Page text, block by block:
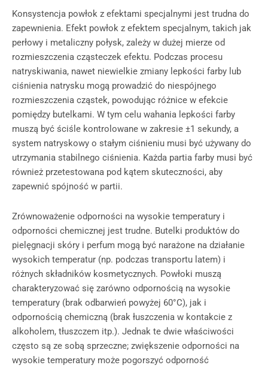
Konsystencja powłok z efektami specjalnymi jest trudna do
zapewnienia. Efekt powłok z efektem specjalnym, takich jak
perłowy i metaliczny połysk, zależy w dużej mierze od
rozmieszczenia cząsteczek efektu. Podczas procesu
natryskiwania, nawet niewielkie zmiany lepkości farby lub
ciśnienia natrysku mogą prowadzić do niespójnego
rozmieszczenia cząstek, powodując różnice w efekcie
pomiędzy butelkami. W tym celu wahania lepkości farby
muszą być ściśle kontrolowane w zakresie ±1 sekundy, a
system natryskowy o stałym ciśnieniu musi być używany do
utrzymania stabilnego ciśnienia. Każda partia farby musi być
również przetestowana pod kątem skuteczności, aby
zapewnić spójność w partii.
Zrównoważenie odporności na wysokie temperatury i
odporności chemicznej jest trudne. Butelki produktów do
pielęgnacji skóry i perfum mogą być narażone na działanie
wysokich temperatur (np. podczas transportu latem) i
różnych składników kosmetycznych. Powłoki muszą
charakteryzować się zarówno odpornością na wysokie
temperatury (brak odbarwień powyżej 60°C), jak i
odpornością chemiczną (brak łuszczenia w kontakcie z
alkoholem, tłuszczem itp.). Jednak te dwie właściwości
często są ze sobą sprzeczne; zwiększenie odporności na
wysokie temperatury może pogorszyć odporność